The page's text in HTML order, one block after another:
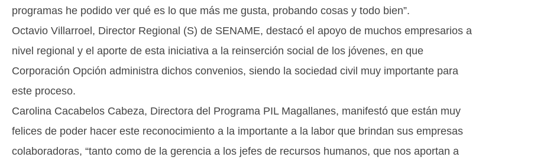
programas he podido ver qué es lo que más me gusta, probando cosas y todo bien”.
Octavio Villarroel, Director Regional (S) de SENAME, destacó el apoyo de muchos empresarios a
nivel regional y el aporte de esta iniciativa a la reinserción social de los jóvenes, en que
Corporación Opción administra dichos convenios, siendo la sociedad civil muy importante para
este proceso.
Carolina Cacabelos Cabeza, Directora del Programa PIL Magallanes, manifestó que están muy
felices de poder hacer este reconocimiento a la importante a la labor que brindan sus empresas
colaboradoras, “tanto como de la gerencia a los jefes de recursos humanos, que nos aportan a